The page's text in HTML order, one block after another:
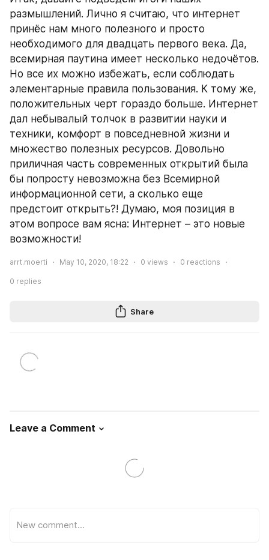
размышлений. Лично я считаю, что интернет
принёс нам много полезного и просто
необходимого для двадцать первого века. Да,
всемирная паутина имеет несколько недочётов.
Но все их можно избежать, если соблюдать
элементарные правила пользования. К тому же,
положительных черт гораздо больше. Интернет
дал небывалый толчок в развитии науки и
техники, комфорт в повседневной жизни и
множество полезных ресурсов. Довольно
приличная часть современных открытий была
бы попросту невозможна без Всемирной
информационной сети, а сколько еще
предстоит открыть?! Думаю, моя позиция в
этом вопросе вам ясна: Интернет – это новые
возможности!
arrt.moerti May 10, 2020, 18:22 0 views 0 reactions
0 replies
Share
Leave a Comment